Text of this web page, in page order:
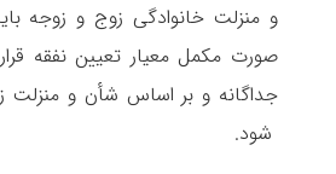
و منزلت خانوادگی زوج و زوجه
صورت مکمل معیار تعیین نفقه
جداگانه و بر اساس شأن و منزلت
شود.